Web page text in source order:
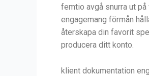
femtio avgå snurra ut
engagemang förmån
återskapa din favorit
producera ditt konto.
klient dokumentation